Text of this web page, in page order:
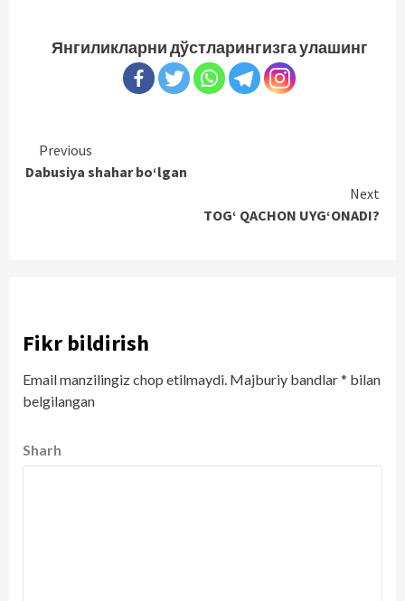
Янгиликларни дўстларингизга улашинг
Continue
Reading
Previous
Dabusiya shahar bo‘lgan
Next
TOG‘ QACHON UYG‘ONADI?
Fikr bildirish
Email manzilingiz chop etilmaydi. Majburiy bandlar* bilan
belgilangan
Sharh